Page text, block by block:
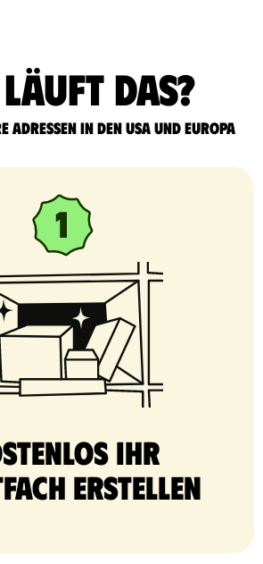
läuft das?
Adressen in den USA und Europa
Ihr
erstellen